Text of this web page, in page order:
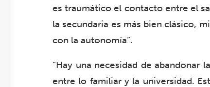
es traumático el contacto entre el
la secundaria es más bien clásico,
con la autonomía”.
“Hay una necesidad de abandonar
entre lo familiar y la universidad.